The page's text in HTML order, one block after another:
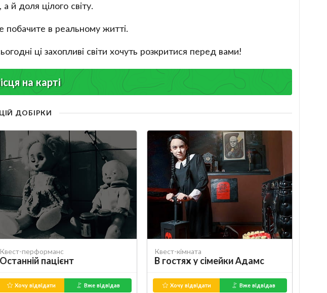
й доля цілого світу.
побачите в реальному житті.
ці захопливі світи хочуть розкритися перед вами!
на карті
ДОБІРКИ
Квест-перформанс
Останній пацієнт
Хочу відвідати Вже відвідав
Квест-кімната
В гостях у сімейки Адамс
Хочу відвідати Вже відвідав